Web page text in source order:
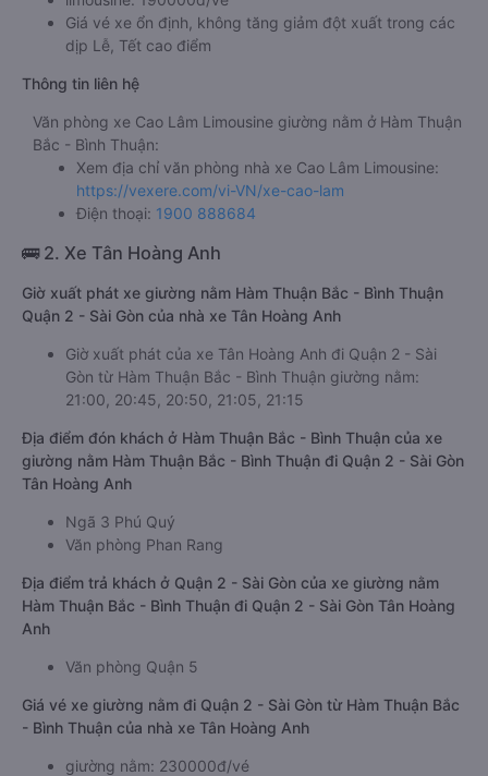
Giá vé xe ổn định, không tăng giảm đột xuất trong các
dịp Lễ, Tết cao điểm
Thông tin liên hệ
Văn phòng xe Cao Lâm Limousine giường nằm ở Hàm Thuận
Bắc - Bình Thuận:
Xem địa chỉ văn phòng nhà xe Cao Lâm Limousine:
https://vexere.com/vi-VN/xe-cao-lam
Điện thoại: 1900 888684
🚌 2. Xe Tân Hoàng Anh
Giờ xuất phát xe giường nằm Hàm Thuận Bắc - Bình Thuận
Quận 2 - Sài Gòn của nhà xe Tân Hoàng Anh
Giờ xuất phát của xe Tân Hoàng Anh đi Quận 2 - Sài
Gòn từ Hàm Thuận Bắc - Bình Thuận giường nằm:
21:00, 20:45, 20:50, 21:05, 21:15
Địa điểm đón khách ở Hàm Thuận Bắc - Bình Thuận của xe
giường nằm Hàm Thuận Bắc - Bình Thuận đi Quận 2 - Sài Gòn
Tân Hoàng Anh
Ngã 3 Phú Quý
Văn phòng Phan Rang
Địa điểm trả khách ở Quận 2 - Sài Gòn của xe giường nằm
Hàm Thuận Bắc - Bình Thuận đi Quận 2 - Sài Gòn Tân Hoàng
Anh
Văn phòng Quận 5
Giá vé xe giường nằm đi Quận 2 - Sài Gòn từ Hàm Thuận Bắc
- Bình Thuận của nhà xe Tân Hoàng Anh
giường nằm: 230000đ/vé